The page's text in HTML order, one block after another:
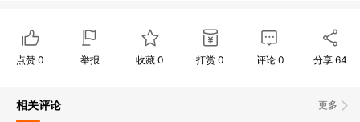
点赞 0 举报 收藏0 打赏 0 评论 0 分享 64
更多
相关评论